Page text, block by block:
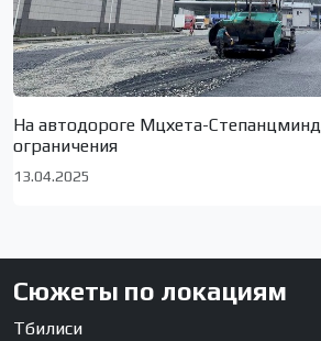
На автодороге Мцхета-
ограничения
13.04.2025
Сюжеты по локациям
Тбилиси